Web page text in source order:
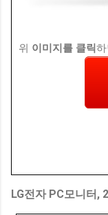
위 이미지를 클릭
LG전자 PC모니터,